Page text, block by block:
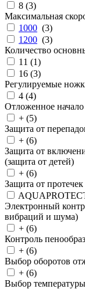
8 (3)
Максимальная
1000 (3)
1200 (3)
Количество
11 (1)
16 (3)
Регулируемые
4 (4)
Отложенное начало
+ (5)
Защита от
+ (6)
Защита от
(защита от детей)
+ (6)
Защита от протечек
Электронный
вибраций и шума)
+ (6)
Контроль
+ (6)
Выбор оборотов
+ (6)
Выбор